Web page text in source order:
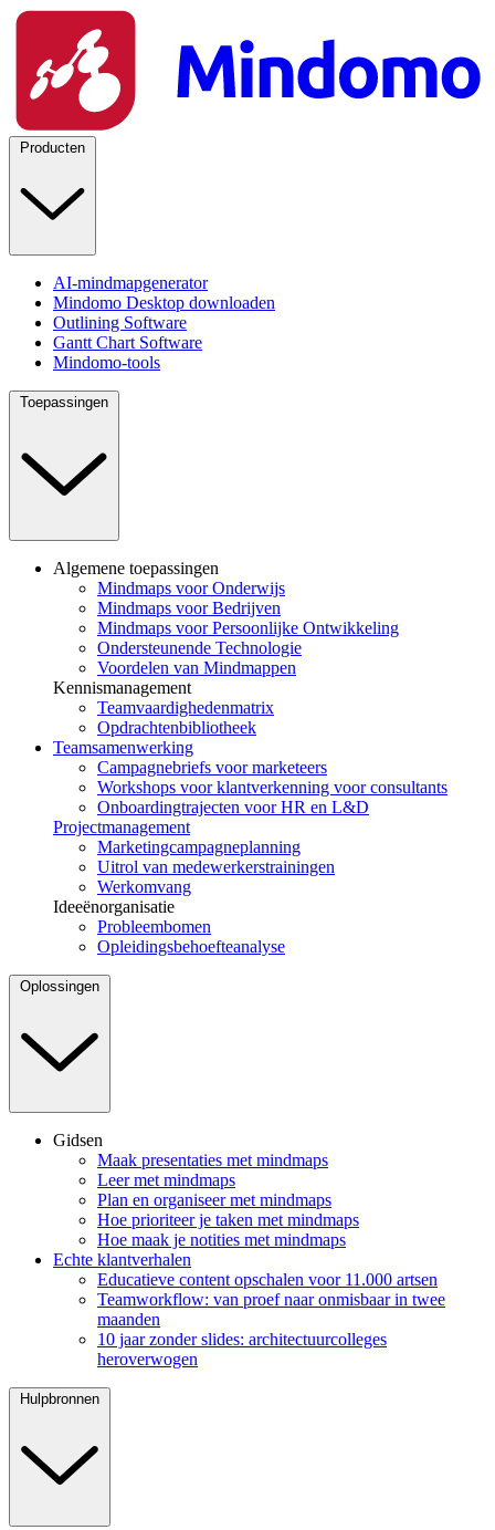
Producten
AI-mindmapgenerator
Mindomo Desktop downloaden
Outlining Software
Gantt Chart Software
Mindomo-tools
Toepassingen
Algemene toepassingen
Mindmaps voor Onderwijs
Mindmaps voor Bedrijven
Mindmaps voor Persoonlijke Ontwikkeling
Ondersteunende Technologie
Voordelen van Mindmappen
Kennismanagement
Teamvaardighedenmatrix
Opdrachtenbibliotheek
Teamsamenwerking
Campagnebriefs voor marketeers
Workshops voor klantverkenning voor consultants
Onboardingtrajecten voor HR en L&D
Projectmanagement
Marketingcampagneplanning
Uitrol van medewerkerstrainingen
Werkomvang
Ideeënorganisatie
Probleembomen
Opleidingsbehoefteanalyse
Oplossingen
Gidsen
Maak presentaties met mindmaps
Leer met mindmaps
Plan en organiseer met mindmaps
Hoe prioriteer je taken met mindmaps
Hoe maak je notities met mindmaps
Echte klantverhalen
Educatieve content opschalen voor 11.000 artsen
Teamworkflow: van proef naar onmisbaar in twee
maanden
10 jaar zonder slides: architectuurcolleges
heroverwogen
Hulpbronnen